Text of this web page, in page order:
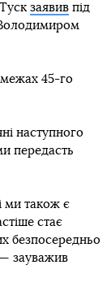
заявив під
Володимиром
межах 45-го
наступного
передасть
ми також є
стає
безпосередньо
зауважив